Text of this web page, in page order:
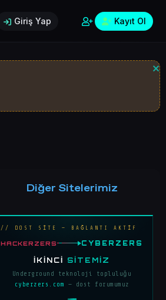
Giriş Yap Kayıt Ol
Diğer Sitelerimiz
// DOST SİTE — BAĞLANTI AKTİF
HACKERZERS CYBERZERS
İKINCI SITEMIZ
Underground teknoloji topluluğu
cyberzers.com — dost forumumuz